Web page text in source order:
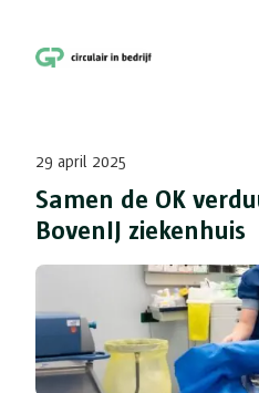
29 april 2025
Samen de OK
BovenIJ ziekenhuis